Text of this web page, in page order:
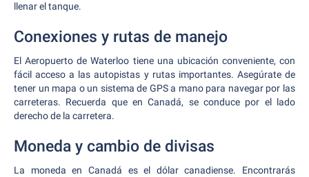
llenar el tanque.
Conexiones y rutas de manejo
El Aeropuerto de Waterloo tiene una ubicación conveniente, con
fácil acceso a las autopistas y rutas importantes. Asegúrate de
tener un mapa o un sistema de GPS a mano para navegar por las
carreteras. Recuerda que en Canadá, se conduce por el lado
derecho de la carretera.
Moneda y cambio de divisas
La moneda en Canadá es el dólar canadiense. Encontrarás